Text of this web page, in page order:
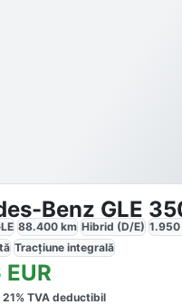
88.400 km Hibrid (D/E) 1.950
Tracțiune integrală
EUR
21% TVA deductibil